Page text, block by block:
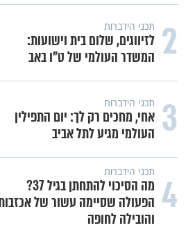
2 תכני הידברות
לזיווגים, שלום בית וישועות:
המשדר העולמי של ט"ו באב
3 תכני הידברות
אחי, מחכים רק לך: יום התפילין
העולמי מגיע לתל אביב
4 תכני הידברות
מה הסיכוי להתחתן בגיל 37?
הפעולה שסיימה עשור של
והובילה לחופה